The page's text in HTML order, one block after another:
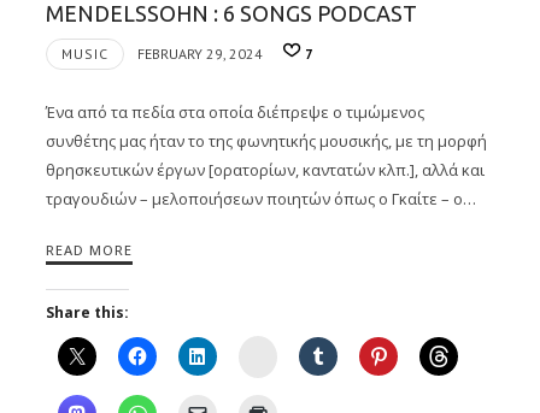
MENDELSSOHN : 6 SONGS PODCAST
MUSIC FEBRUARY 29, 2024 7
Ένα από τα πεδία στα οποία διέπρεψε ο τιμώμενος
συνθέτης μας ήταν το της φωνητικής μουσικής, με τη μορφή
θρησκευτικών έργων [ορατορίων, καντατών κλπ.], αλλά και
τραγουδιών – μελοποιήσεων ποιητών όπως ο Γκαίτε – ο…
READ MORE
Share this:
Instagram